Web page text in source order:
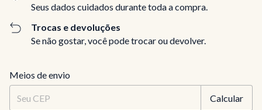
Seus dados cuidados durante toda a compra.
Trocas e devoluções
Se não gostar, você pode trocar ou devolver.
Entregas para o CEP:
Meios de envio
Calcular